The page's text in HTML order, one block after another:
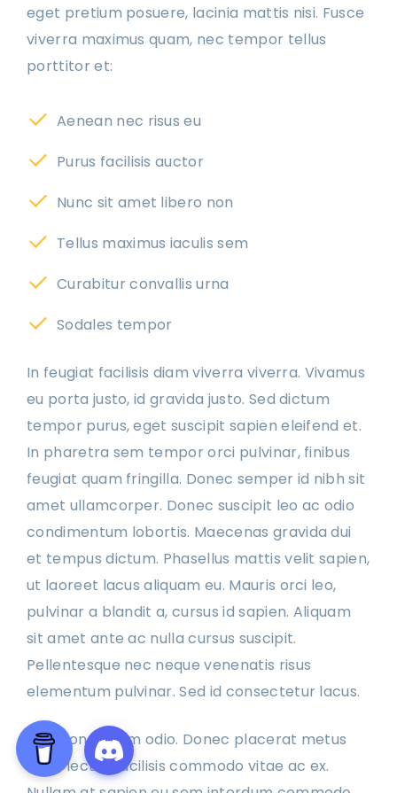
eget pretium posuere, lacinia mattis nisi. Fusce
viverra maximus quam, nec tempor tellus
porttitor et:
Aenean nec risus eu
Purus facilisis auctor
Nunc sit amet libero non
Tellus maximus iaculis sem
Curabitur convallis urna
Sodales tempor
In feugiat facilisis diam viverra viverra. Vivamus
eu porta justo, id gravida justo. Sed dictum
tempor purus, eget suscipit sapien eleifend et.
In pharetra sem tempor orci pulvinar, finibus
feugiat quam fringilla. Donec semper id nibh sit
amet ullamcorper. Donec suscipit leo ac odio
condimentum lobortis. Maecenas gravida dui
et tempus dictum. Phasellus mattis velit sapien,
ut laoreet lacus aliquam eu. Mauris orci leo,
pulvinar a blandit a, cursus id sapien. Aliquam
sit amet ante ac nulla cursus suscipit.
Pellentesque nec neque venenatis risus
elementum pulvinar. Sed id consectetur lacus.
Duis non rutrum odio. Donec placerat metus
vitae lectus facilisis commodo vitae ac ex.